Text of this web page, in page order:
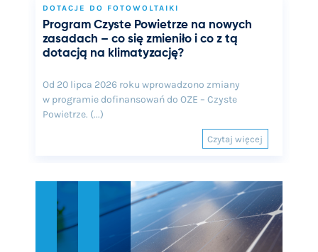
DOTACJE DO FOTOWOLTAIKI
Program Czyste Powietrze na nowych
zasadach – co się zmieniło i co z tą
dotacją na klimatyzację?
Od 20 lipca 2026 roku wprowadzono zmiany
w programie dofinansowań do OZE – Czyste
Powietrze. (...)
Czytaj więcej